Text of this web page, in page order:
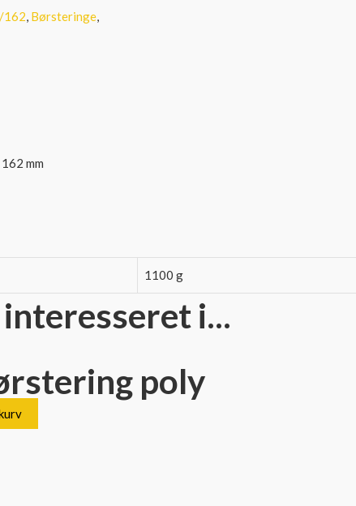
162, Børsteringe,
mm
1100 g
i...
poly